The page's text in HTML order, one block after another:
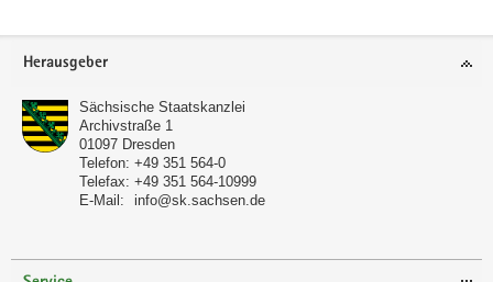
Footer-
Herausgeber
Sächsische Staatskanzlei
Archivstraße 1
01097 Dresden
Telefon: +49 351 564-0
Telefax: +49 351 564-10999
E-Mail:
info@sk.sachsen.de